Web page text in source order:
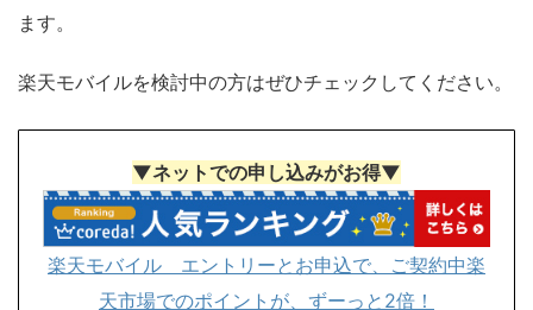
ます。
楽天モバイルを検討中の方はぜひチェックしてください。
▼ネットでの申し込みがお得▼
楽天モバイル エントリーとお申込で、ご契約中楽
天市場でのポイントが、ずーっと2倍！